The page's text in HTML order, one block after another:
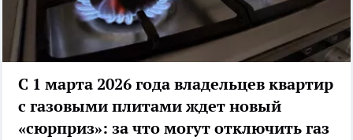
С 1 марта 2026 года владельцев квартир
с газовыми плитами ждет новый
«сюрприз»: за что могут отключить газ